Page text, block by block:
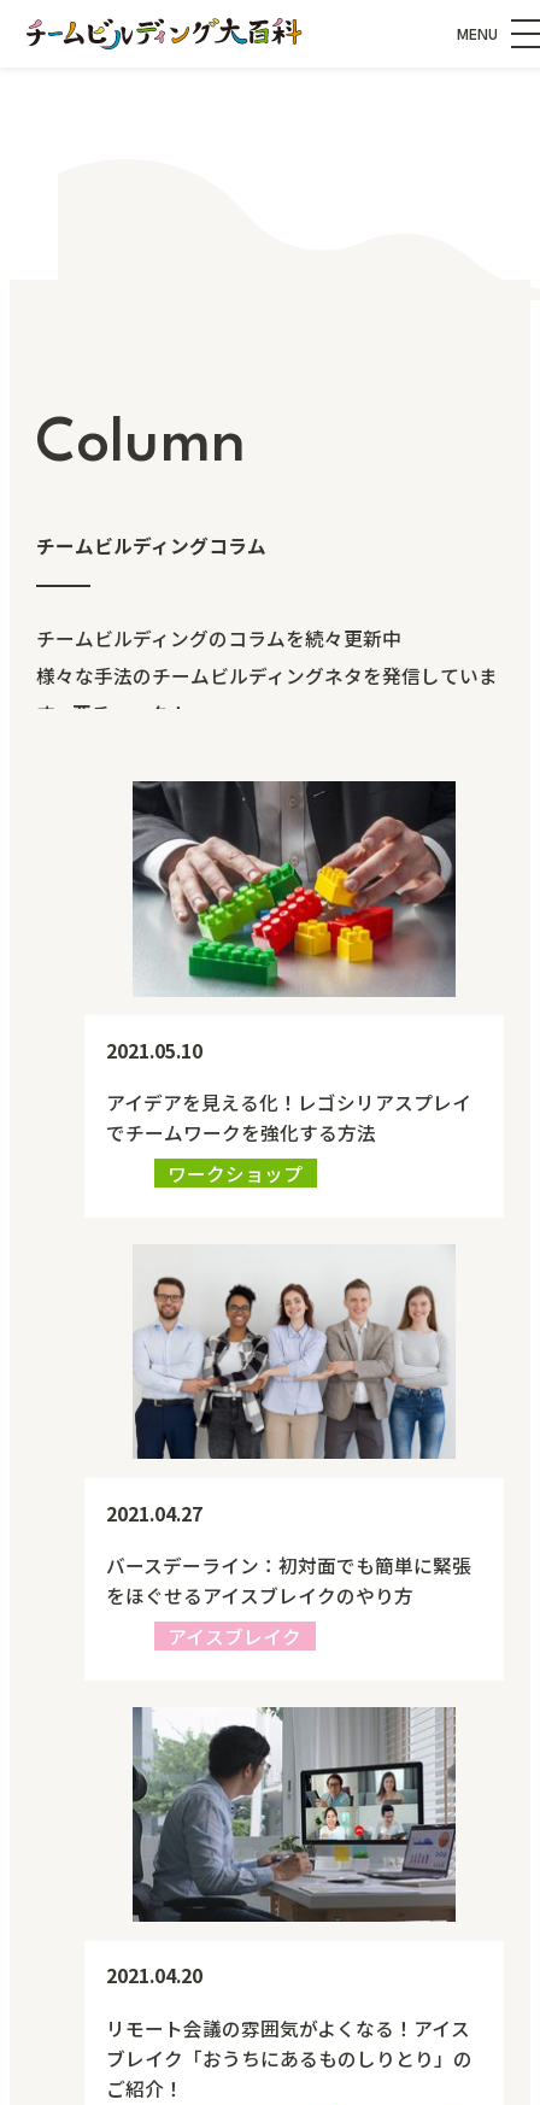
MENU
Column
チームビルディングコラム
チームビルディングのコラムを続々更新中
様々な手法のチームビルディングネタを発信していま
す。要チェック！
2021.05.10
アイデアを見える化！レゴシリアスプレイ
でチームワークを強化する方法
ワークショップ
2021.04.27
バースデーライン：初対面でも簡単に緊張
をほぐせるアイスブレイクのやり方
アイスブレイク
2021.04.20
リモート会議の雰囲気がよくなる！アイス
ブレイク「おうちにあるものしりとり」の
ご紹介！